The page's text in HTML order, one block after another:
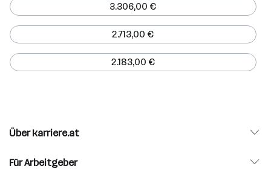
3.306,00 €
2.713,00 €
2.183,00 €
Über karriere.at
Für Arbeitgeber